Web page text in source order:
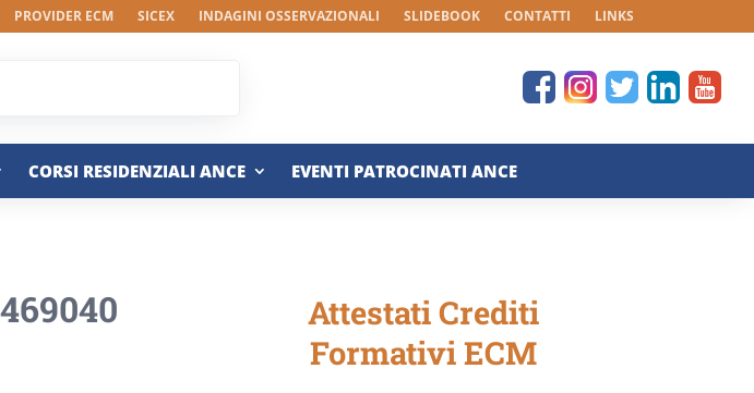
PROVIDER ECM SICEX INDAGINI OSSERVAZIONALI SLIDEBOOK CONTATTI LINKS
CORSI RESIDENZIALI ANCE EVENTI PATROCINATI ANCE
Attestati Crediti
Formativi ECM